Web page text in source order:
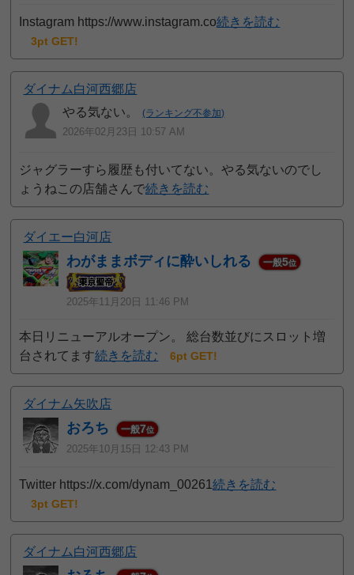
Instagram https://www.instagram.co続きを読む
3pt GET!
ダイナム白河西郷店
やる気ない。
(ランキング不参加)
2026年02月23日 10:57 AM
ジャグラーすら履歴も付いてない。やる気ないのでし
ょうねこの店舗さんで続きを読む
ダイエー白河店
わがままボディに酔いしれる 一般5位
2025年11月20日 11:46 PM
本日リニューアルオープン。 総台数並びにスロット増
台されてます続きを読む 6pt GET!
ダイナム矢吹店
おろち 一般7位
2025年10月15日 12:43 PM
Twitter https://x.com/dynam_00261続きを読む
3pt GET!
ダイナム白河西郷店